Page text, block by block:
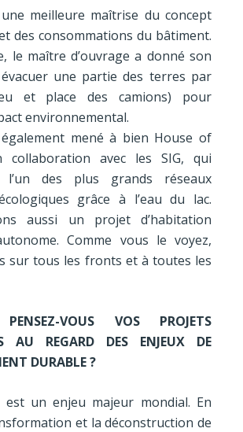
meilleure maîtrise du concept
des consommations du bâtiment.
le maître d’ouvrage a donné son
une partie des terres par
et place des camions) pour
environnemental.
mené à bien House of
collaboration avec les SIG, qui
l’un des plus grands réseaux
grâce à l’eau du lac.
aussi un projet d’habitation
Comme vous le voyez,
sur tous les fronts et à toutes les
VOUS VOS PROJETS
AU REGARD DES ENJEUX DE
DURABLE ?
est un enjeu majeur mondial. En
et la déconstruction de